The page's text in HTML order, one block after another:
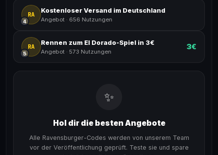
RA
4
Kostenloser Versand im Deutschland
Angebot · 656 Nutzungen
RA
5
Rennen zum El Dorado-Spiel in 3€
Angebot · 573 Nutzungen
3€
✨
Hol dir die besten Angebote
Alle Ravensburger-Codes werden von unserem Team
vor der Veröffentlichung geprüft. Teste sie und spare